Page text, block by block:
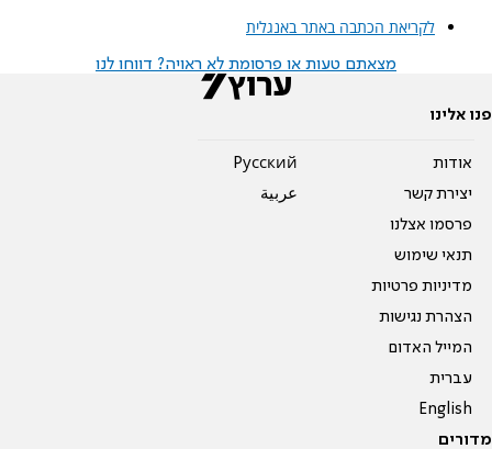
לקריאת הכתבה באתר באנגלית
מצאתם טעות או פרסומת לא ראויה? דווחו לנו
פנו אלינו
אודות
יצירת קשר
פרסמו אצלנו
תנאי שימוש
מדיניות פרטיות
הצהרת נגישות
המייל האדום
עברית
English
Pусский
عربية
מדורים